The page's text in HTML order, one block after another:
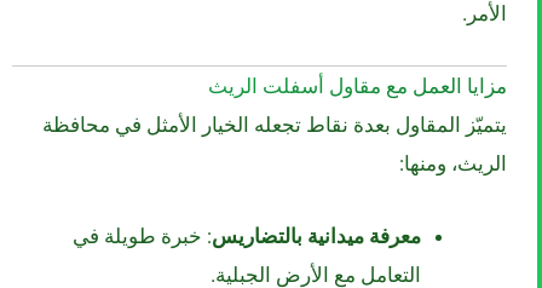
الأمر.
مزايا العمل مع مقاول أسفلت الريث
يتميّز المقاول بعدة نقاط تجعله الخيار الأمثل في محافظة
الريث، ومنها:
معرفة ميدانية بالتضاريس: خبرة طويلة في
التعامل مع الأرض الجبلية.